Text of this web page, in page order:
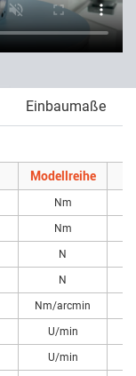
Einbaumaße
Modellreihe
Nm
Nm
N
N
Nm/arcmin
U/min
U/min